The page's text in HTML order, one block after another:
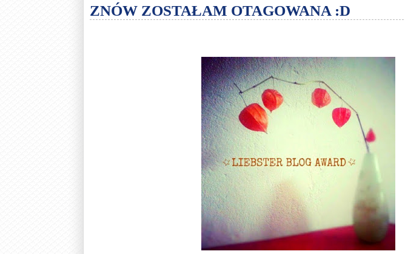
ZNÓW ZOSTAŁAM OTAGOWANA :D